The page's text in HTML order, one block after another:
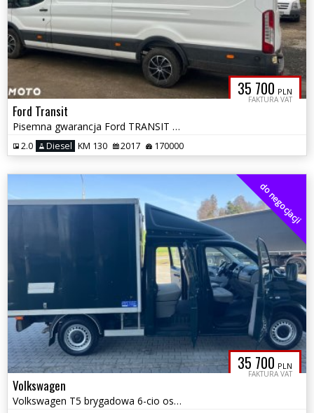
35 700 PLN
FAKTURA VAT
Ford Transit
Pisemna gwarancja Ford TRANSIT MAX Blaszak możliwa zamiana
2.0 Diesel KM 130 2017 170000
35 700 PLN
FAKTURA VAT
do negocjacji
Volkswagen
Volkswagen T5 brygadowa 6-cio osobowa możliwa zamiana